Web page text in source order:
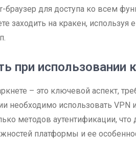
браузер для доступа ко всем
заходить на кракен,
при использовании
– это ключевой аспект,
необходимо использовать VPN
методов аутентификации,
платформы и ее